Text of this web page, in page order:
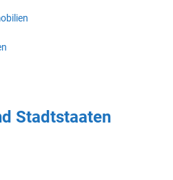
Stadtstaaten